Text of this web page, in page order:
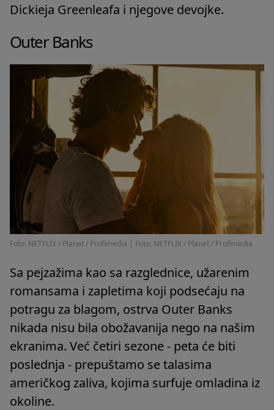
Dickieja Greenleafa i njegove devojke.
Outer Banks
Foto: NETFLIX / Planet / Profimedia | Foto: NETFLIX / Planet / Profimedia
Sa pejzažima kao sa razglednice, užarenim
romansama i zapletima koji podsećaju na
potragu za blagom, ostrva Outer Banks
nikada nisu bila obožavanija nego na našim
ekranima. Već četiri sezone - peta će biti
poslednja - prepuštamo se talasima
američkog zaliva, kojima surfuje omladina iz
okoline.